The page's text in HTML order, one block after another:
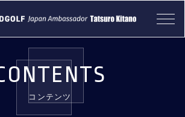
TOP
ABOUT
PRODUCT
コンテンツ